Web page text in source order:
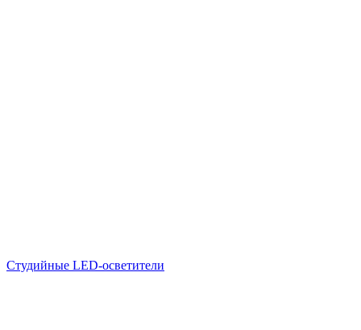
Студийные LED-осветители